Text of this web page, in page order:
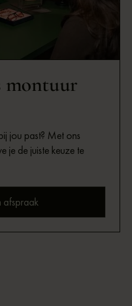
montuur
jou past? Met ons
je de juiste keuze te
afspraak